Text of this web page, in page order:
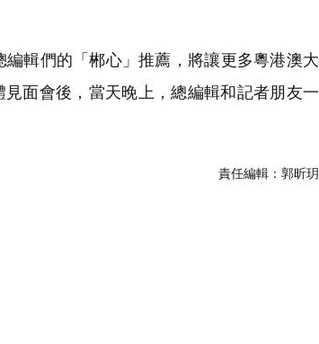
輯們的「郴心」推薦，將讓更多粵港澳大
面會後，當天晚上，總編輯和記者朋友一
責任編輯： 郭昕玥